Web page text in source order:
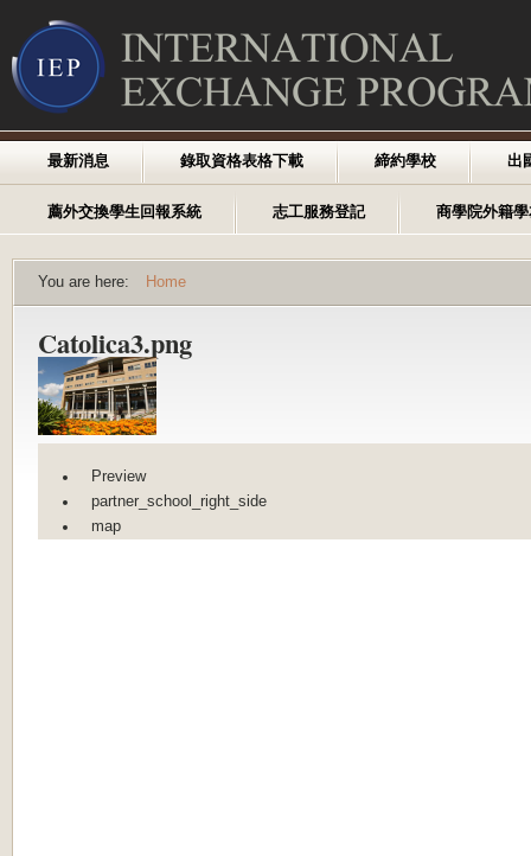
最新消息 錄取資格表格下載 締約學校 出
薦外交換學生回報系統 志工服務登記 商學院外籍
You are here: Home
Catolica3.png
Preview
partner_school_right_side
map